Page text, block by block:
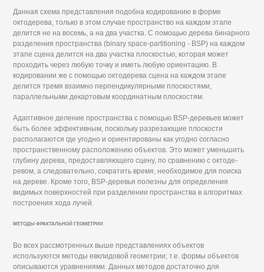
Данная схема представления подобна кодированию в форме
октодерева, только в этом случае пространство на каждом этапе
делится не на восемь, а на два участка. С помощью дерева бинарного
разделения пространства (binary space-partitioning - BSP) на каждом
этапе сцена делится на два участка плоскостью, которая может
проходить через любую точку и иметь любую ориентацию. В
кодировании же с помощью октодерева сцена на каждом этапе
делится тремя взаимно перпендикулярными плоскостями,
параллельными декартовым координатным плоскостям.
Адаптивное деление пространства с помощью BSP-деревьев может
быть более эффективным, поскольку разрезающие плоскости
располагаются где угодно и ориентированы как угодно согласно
пространственному расположению объектов. Это может уменьшить
глубину дерева, предоставляющего сцену, по сравнению с октоде-
ревом, а следовательно, сократить время, необходимое для поиска
на дереве. Кроме того, BSP-деревья полезны для определения
видимых поверхностей при разделении пространства в алгоритмах
построения хода лучей.
МЕТОДЫ ФРАКТАЛЬНОЙ ГЕОМЕТРИИ
Во всех рассмотренных выше представлениях объектов
используются методы евклидовой геометрии; т.е. формы объектов
описываются уравнениями. Данных методов достаточно для